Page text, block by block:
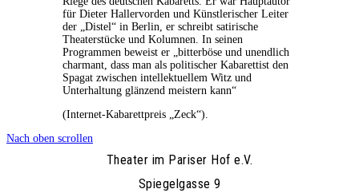
für Dieter Hallervorden und Künstlerischer Leiter
der „Distel“ in Berlin, er schreibt satirische
Theaterstücke und Kolumnen. In seinen
Programmen beweist er „bitterböse und unendlich
charmant, dass man als politischer Kabarettist den
Spagat zwischen intellektuellem Witz und
Unterhaltung glänzend meistern kann“
(Internet-Kabarettpreis „Zeck“).
Theater im Pariser Hof e.V.
Spiegelgasse 9
Nach oben scrollen